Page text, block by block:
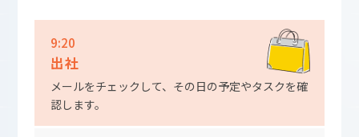
9:20
出社
メールをチェックして、その日の予定やタスクを確
認します。